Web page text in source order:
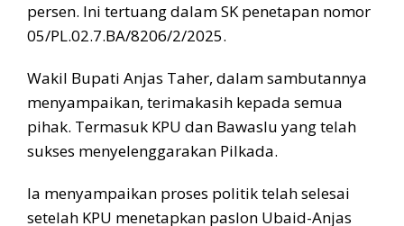
persen. Ini tertuang dalam SK penetapan nomor
05/PL.02.7.BA/8206/2/2025.
Wakil Bupati Anjas Taher, dalam sambutannya
menyampaikan, terimakasih kepada semua
pihak. Termasuk KPU dan Bawaslu yang telah
sukses menyelenggarakan Pilkada.
Ia menyampaikan proses politik telah selesai
setelah KPU menetapkan paslon Ubaid-Anjas